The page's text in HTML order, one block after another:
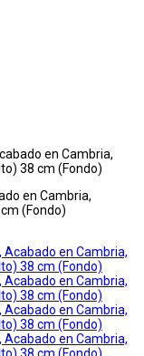
en Cambria,
38 cm (Fondo)